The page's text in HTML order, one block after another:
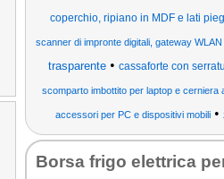
coperchio, ripiano in MDF e lati
scanner di impronte digitali, gateway WLAN
trasparente• cassaforte con
scomparto imbottito per laptop e cerniera
accessori per PC e dispositivi mobili •
Bor­sa fri­go elet­tri­ca